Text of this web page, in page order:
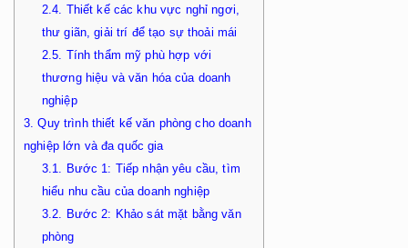
2.4. Thiết kế các khu vực nghỉ ngơi,
thư giãn, giải trí để tạo sự thoải mái
2.5. Tính thẩm mỹ phù hợp với
thương hiệu và văn hóa của doanh
nghiệp
3. Quy trình thiết kế văn phòng cho doanh
nghiệp lớn và đa quốc gia
3.1.
Bước 1: Tiếp nhận yêu cầu, tìm
hiểu nhu cầu của doanh nghiệp
3.2.
Bước 2: Khảo sát mặt bằng văn
phòng